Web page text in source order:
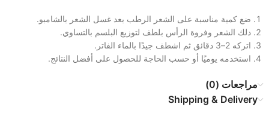
ضع كمية مناسبة على الشعر الرطب بعد غسل الشعر بالشامبو.
دلك الشعر وفروة الرأس بلطف لتوزيع البلسم بالتساوي.
اتركه 2–3 دقائق ثم اشطف جيدًا بالماء الفاتر.
استخدمه يوميًا أو حسب الحاجة للحصول على أفضل النتائج.
مراجعات (0)
Shipping & Delivery